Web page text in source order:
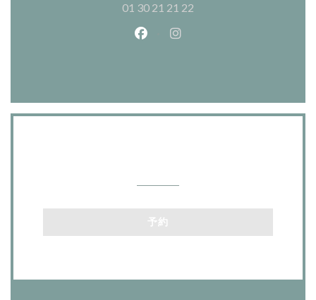
01 30 21 21 22
Facebook ((新しいウィンドウ
Instagram ((新しいウィ
予約